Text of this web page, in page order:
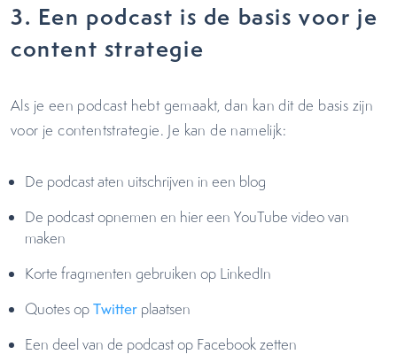
3. Een podcast is de basis voor je
content strategie
Als je een podcast hebt gemaakt, dan kan dit de basis zijn
voor je contentstrategie. Je kan de namelijk:
De podcast aten uitschrijven in een blog
De podcast opnemen en hier een YouTube video van
maken
Korte fragmenten gebruiken op LinkedIn
Quotes opTwitter plaatsen
Een deel van de podcast op Facebook zetten